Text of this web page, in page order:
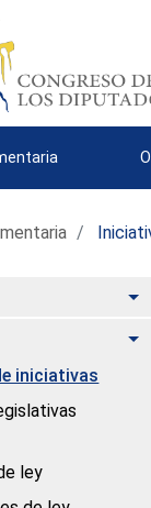
iniciativas
ley